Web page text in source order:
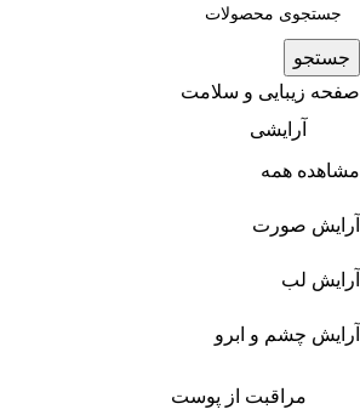
جستجو
صفحه زیبایی و سلامت
آرایشی
مشاهده همه
آرایش صورت
آرایش لب
آرایش چشم و ابرو
مراقبت از پوست